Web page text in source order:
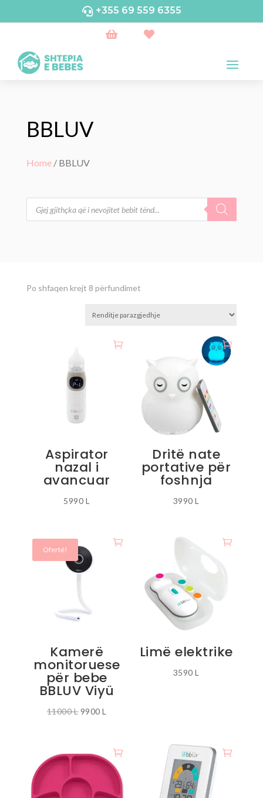
 +355 69 559 6355
 
BBLUV
Home/ BBLUV
Products
search
Po shfaqen krejt 8 përfundimet
Aspirator
nazal i
avancuar
5990 L
Dritë nate
portative për
foshnja
3990L
Ofertë!
Kamerë
monitoruese
për bebe
BBLUV Viyü
11000L Çmimi
11000 L.
9900L
është:
9900 L.
Limë elektrike
3590L